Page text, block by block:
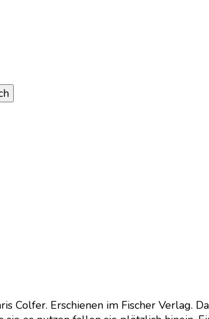
Colfer. Erschienen im Fischer